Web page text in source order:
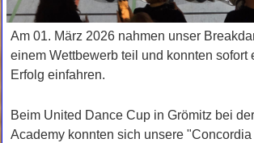
Am 01. März 2026 nahmen unser
einem Wettbewerb teil und konnten sofort
Erfolg einfahren.
Beim United Dance Cup in Grömitz bei
Academy konnten sich unsere